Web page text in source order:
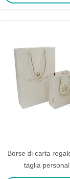
Borse di carta
taglia